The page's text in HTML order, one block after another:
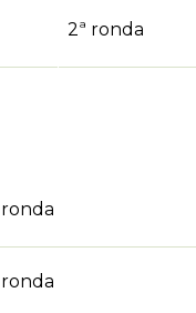
2ª ronda
ronda
ronda